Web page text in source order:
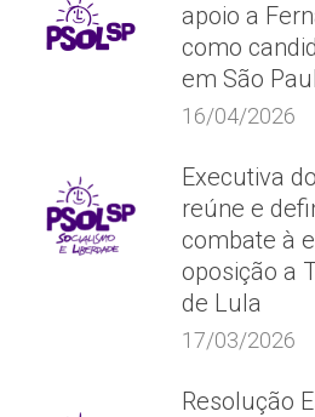
apoio a
como
em São
16/04/2026
Executiva
reúne e
combate à
oposição a
de Lula
17/03/2026
Resolução